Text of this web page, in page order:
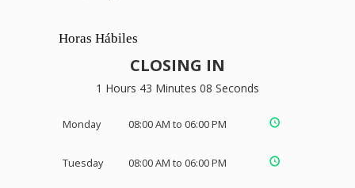
Horas Hábiles
CLOSING IN
1 Hours 43 Minutes 07 Seconds
Monday 08:00 AM to 06:00 PM
Tuesday 08:00 AM to 06:00 PM